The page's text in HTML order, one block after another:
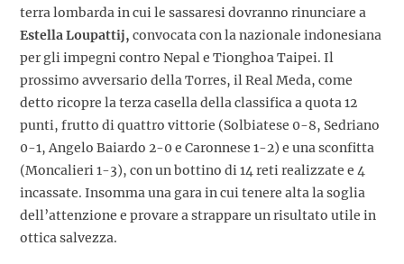
terra lombarda in cui le sassaresi dovranno rinunciare a
Estella Loupattij, convocata con la nazionale indonesiana
per gli impegni contro Nepal e Tionghoa Taipei. Il
prossimo avversario della Torres, il Real Meda, come
detto ricopre la terza casella della classifica a quota 12
punti, frutto di quattro vittorie (Solbiatese 0-8, Sedriano
0-1, Angelo Baiardo 2-0 e Caronnese 1-2) e una sconfitta
(Moncalieri 1-3), con un bottino di 14 reti realizzate e 4
incassate. Insomma una gara in cui tenere alta la soglia
dell’attenzione e provare a strappare un risultato utile in
ottica salvezza.